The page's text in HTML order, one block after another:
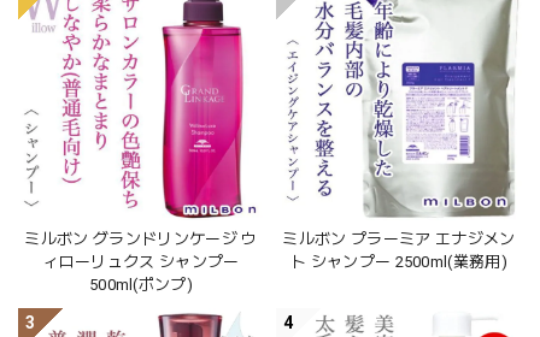
ミルボン グランドリンケージ ウ
ィローリュクス シャンプー
500ml(ポンプ)
ミルボン プラーミア エナジメン
ト シャンプー 2500ml(業務用)
3 4